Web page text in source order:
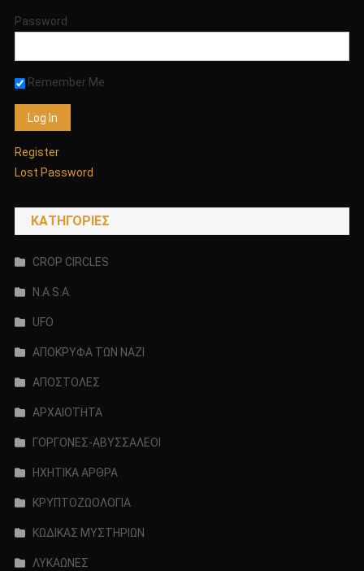
Password
Remember Me
Register
Lost Password
KΑΤΗΓΟΡΊΕΣ
CROP CIRCLES
N.A.S.A.
UFO
ΑΠΟΚΡΥΦΑ ΤΩΝ ΝΑΖΙ
ΑΠΟΣΤΟΛΕΣ
ΑΡΧΑΙΟΤΗΤΑ
ΓΟΡΓΟΝΕΣ-ΑΒΥΣΣΑΛΕΟΙ
ΗΧΗΤΙΚΑ ΑΡΘΡΑ
ΚΡΥΠΤΟΖΩΟΛΟΓΙΑ
ΚΩΔΙΚΑΣ ΜΥΣΤΗΡΙΩΝ
ΛΥΚΑΩΝΕΣ